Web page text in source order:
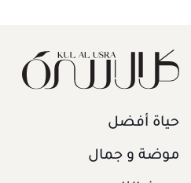
حياة أفضل
موضة و جمال